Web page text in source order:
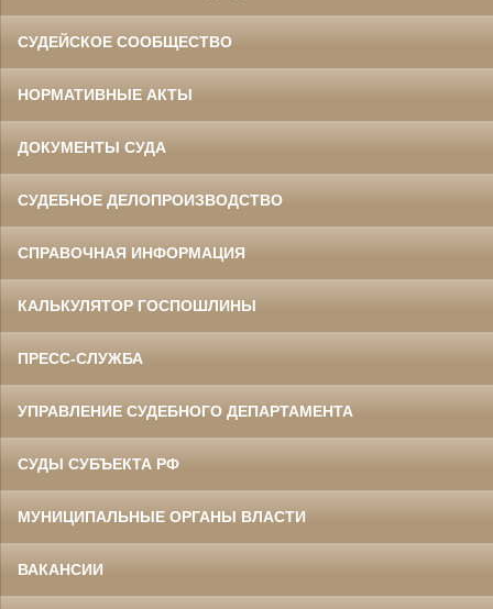
СУДЕЙСКОЕ СООБЩЕСТВО
НОРМАТИВНЫЕ АКТЫ
ДОКУМЕНТЫ СУДА
СУДЕБНОЕ ДЕЛОПРОИЗВОДСТВО
СПРАВОЧНАЯ ИНФОРМАЦИЯ
КАЛЬКУЛЯТОР ГОСПОШЛИНЫ
ПРЕСС-СЛУЖБА
УПРАВЛЕНИЕ СУДЕБНОГО ДЕПАРТАМЕНТА
СУДЫ СУБЪЕКТА РФ
МУНИЦИПАЛЬНЫЕ ОРГАНЫ ВЛАСТИ
ВАКАНСИИ